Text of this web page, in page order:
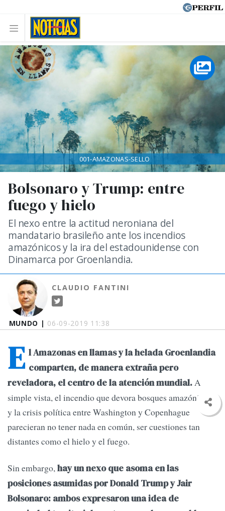
MUNDO | 06-09-2019 11:38
Bolsonaro y Trump: entre
fuego y hielo
El nexo entre la actitud neroniana del
mandatario brasileño ante los incendios
amazónicos y la ira del estadounidense con
Dinamarca por Groenlandia.
CLAUDIO FANTINI
001-AMAZONAS-SELLO
E l Amazonas en llamas y la helada Groenlandia
comparten, de manera extraña pero
reveladora, el centro de la atención mundial.A
simple vista, el incendio que devora bosques amazónicos
y la crisis política entre Washington y Copenhague
parecieran no tener nada en común, ser cuestiones tan
distantes como el hielo y el fuego.
Sin embargo,hay un nexo que asoma en las
posiciones asumidas por Donald Trump y Jair
Bolsonaro: ambos expresaron una idea de